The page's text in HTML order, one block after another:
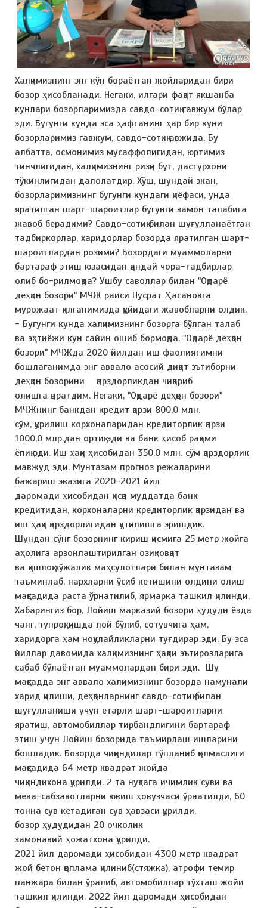
Халқимизнинг энг кўп бораётган жойларидан бири
бозор ҳисобланади. Негаки, илгари фақат якшанба
кунлари бозорларимизда савдо-сотиқ гавжум бўлар
эди. Бугунги кунда эса ҳафтанинг ҳар бир куни
бозорларимиз гавжум, савдо-сотиқ авжида. Бу
албатта, осмонимиз мусаффолигидан, юртимиз
тинчлигидан, халқимизнинг ризқи бут, дастурхони
тўкинлигидан далолатдир. Хўш, шундай экан,
бозорларимизнинг бугунги кундаги қиёфаси, унда
яратилган шарт-шароитлар бугунги замон талабига
жавоб берадими? Савдо-сотиқ билан шуғулланаётган
тадбиркорлар, харидорлар бозорда яратилган шарт-
шароитлардан розими? Бозордаги муаммоларни
бартараф этиш юзасидан қандай чора-тадбирлар
олиб бо-рилмоқда? Ушбу саволлар билан "Оқдарё
деҳқон бозори" МЧЖ раиси Нусрат Ҳасановга
мурожаат қилганимизда қуйидаги жавобларни олдик.
- Бугунги кунда халқимизнинг бозорга бўлган талаб
ва эҳтиёжи кун сайин ошиб бормоқда. "Оқдарё деҳқон
бозори" МЧЖда 2020 йилдан иш фаолиятимни
бошлаганимда энг аввало асосий диққат эътиборни
деҳқон бозорини қарздорликдан чиқариб
олишга қаратдим. Негаки, "Оқдарё деҳқон бозори"
МЧЖнинг банкдан кредит қарзи 800,0 млн.
сўм, қурилиш корхоналаридан кредиторлик қарзи
1000,0 млр.дан ортиқ эди ва банк ҳисоб рақами
ёпиқ эди. Иш ҳақи ҳисобидан 350,0 млн. сўм қарздорлик
мавжуд эди. Мунтазам прогноз режаларини
бажариш эвазига 2020-2021 йил
даромади ҳисобидан қисқа муддатда банк
кредитидан, корхоналарни кредиторлик қарзидан ва
иш ҳақи қарздорлигидан қутилишга эришдик.
Шундан сўнг бозорнинг кириш қисмига 25 метр жойга
аҳолига арзонлаштирилган озиқ-овқат
ва қишлоқ хўжалик маҳсулотлари билан мунтазам
таъминлаб, нархларни ўсиб кетишини олдини олиш
мақсадида раста ўрнатилиб, ярмарка ташкил қилинди.
Хабарингиз бор, Лойиш марказий бозори ҳудуди ёзда
чанг, тупроқ, қишда лой бўлиб, сотувчига ҳам,
харидорга ҳам ноқулайликларни туғдирар эди. Бу эса
йиллар давомида халқимизнинг ҳақли эътирозларига
сабаб бўлаётган муаммолардан бири эди. Шу
мақсадда энг аввало халқимизнинг бозорда намунали
харид қилиши, деҳқонларнинг савдо-сотиқ билан
шуғулланиши учун етарли шарт-шароитларни
яратиш, автомобиллар тирбандлигини бартараф
этиш учун Лойиш бозорида таъмирлаш ишларини
бошладик. Бозорда чиқиндилар тўпланиб қолмаслиги
мақсадида 64 метр квадрат жойда
чиқиндихона қурилди. 2 та нуқтага ичимлик суви ва
мева-сабзавотларни ювиш ҳовузчаси ўрнатилди, 60
тонна сув кетадиган сув ҳавзаси қурилди,
бозор ҳудудидан 20 очколик
замонавий ҳожатхона қурилди.
2021 йил даромади ҳисобидан 4300 метр квадрат
жой бетон қоплама қилиниб(стяжка), атрофи темир
панжара билан ўралиб, автомобиллар тўхташ жойи
ташкил қилинди. 2022 йил даромади ҳисобидан